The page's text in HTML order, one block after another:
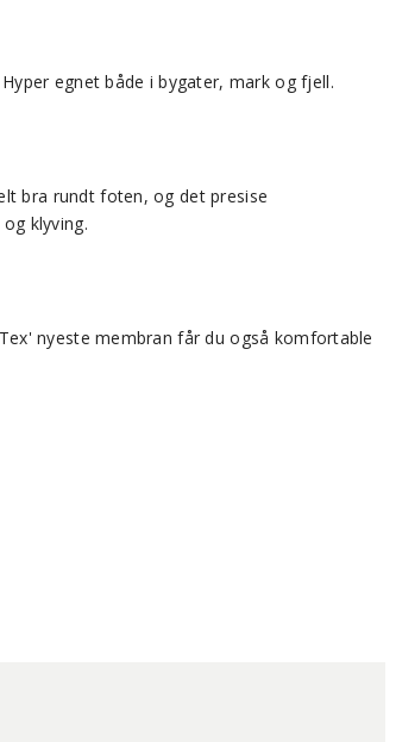
egnet både i bygater, mark og fjell.
bra rundt foten, og det presise
klyving.
nyeste membran får du også komfortable